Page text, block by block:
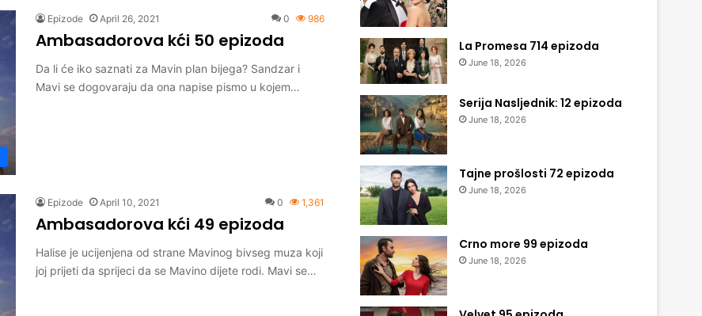
Epizode April 26, 2021 0 986
Ambasadorova kći 50 epizoda
Da li će iko saznati za Mavin plan bijega? Sandzar i
Mavi se dogovaraju da ona napise pismo u kojem…
Epizode April 10, 2021 0 1,361
Ambasadorova kći 49 epizoda
Halise je ucijenjena od strane Mavinog bivseg muza koji
joj prijeti da sprijeci da se Mavino dijete rodi. Mavi se…
La Promesa 714 epizoda
June 18, 2026
Serija Nasljednik: 12 epizoda
June 18, 2026
Tajne prošlosti 72 epizoda
June 18, 2026
Crno more 99 epizoda
June 18, 2026